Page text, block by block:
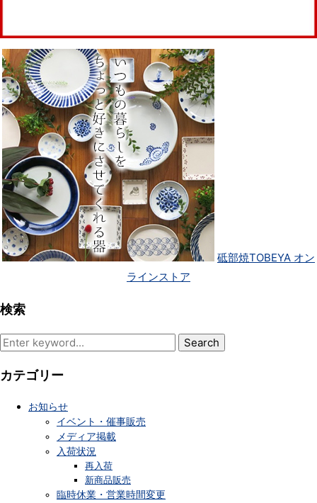
砥部焼TOBEYA オン
ラインストア
検索
Search
カテゴリー
お知らせ
イベント・催事販売
メディア掲載
入荷状況
再入荷
新商品販売
臨時休業・営業時間変更